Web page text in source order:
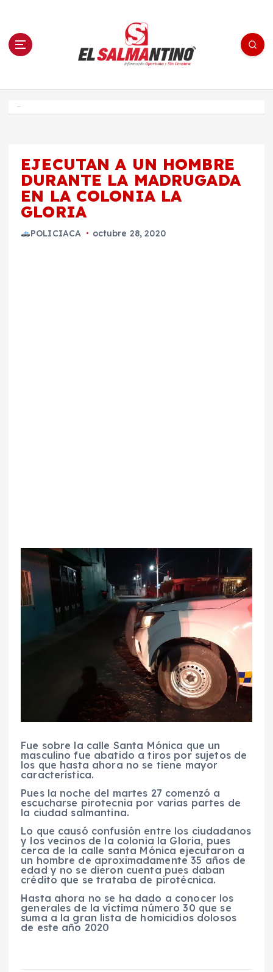
n El Salmantino - medios/noticias/editorial
EJECUTAN A UN HOMBRE
DURANTE LA MADRUGADA
EN LA COLONIA LA
GLORIA
POLICIACA octubre 28, 2020
Fue sobre la calle Santa Mónica que un
masculino fue abatido a tiros por sujetos de
los que hasta ahora no se tiene mayor
característica.
Pues la noche del martes 27 comenzó a
escucharse pirotecnia por varias partes de
la ciudad salmantina.
Lo que causó confusión entre los ciudadanos
y los vecinos de la colonia la Gloria, pues
cerca de la calle santa Mónica ejecutaron a
un hombre de aproximadamente 35 años de
edad y no se dieron cuenta pues daban
crédito que se trataba de pirotécnica.
Hasta ahora no se ha dado a conocer los
generales de la víctima número 30 que se
suma a la gran lista de homicidios dolosos
de este año 2020